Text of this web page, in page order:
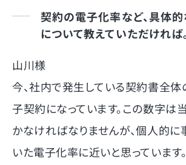
契約の電子化率など、具体
について教えていただければ
山川様
今、社内で発生している契約書全
子契約になっています。この数字は
かなければなりませんが、個人的に
いた電子化率に近いと思っています